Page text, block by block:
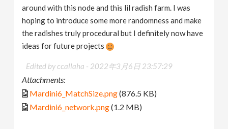
around with this node and this lil radish farm. I was
hoping to introduce some more randomness and make
the radishes truly procedural but I definitely now have
ideas for future projects
Edited by ccallaha - 2022年3月6日 23:57:29
Attachments:
Mardini6_MatchSize.png(876.5 KB)
Mardini6_network.png(1.2 MB)